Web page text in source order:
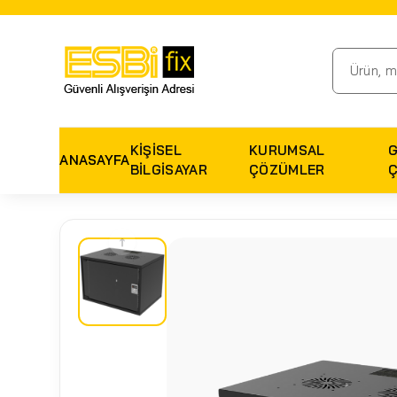
ANASAYFA
KIŞISEL
BILGISAYAR
KURUMSAL
ÇÖZÜMLER
↑